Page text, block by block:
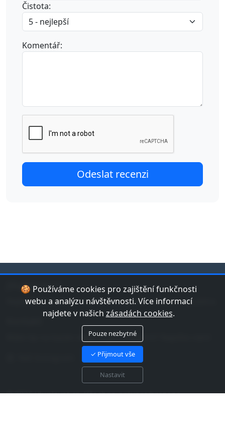
Čistota:
Komentář:
🍪 Používáme cookies pro zajištění funkčnosti
webu a analýzu návštěvnosti. Více informací
najdete v našich zásadách cookies.
Pouze nezbytné
✓ Přijmout vše
Nastavit
jduplavat.cz
Nejlepší databáze bazénů a koupališť v České republice.
Máte tip na bazén nebo chybu v datech? Napište nám!
© 2026 jduplavat.cz. Všechna práva vyhrazena.